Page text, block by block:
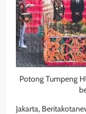
Potong Tumpeng
Jakarta,